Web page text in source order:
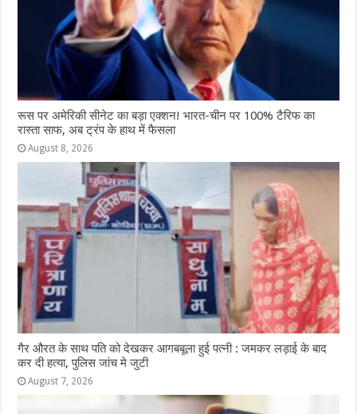
रूस पर अमेरिकी सीनेट का बड़ा एक्शन! भारत-चीन पर 100% टैरिफ का
रास्ता साफ, अब ट्रंप के हाथ में फैसला
August 8, 2026
गैर औरत के साथ पति को देखकर आगबबूला हुई पत्नी : जमकर लड़ाई के बाद
कर दी हत्या, पुलिस जांच मे जुटी
August 7, 2026